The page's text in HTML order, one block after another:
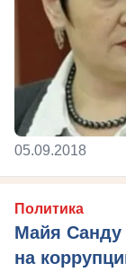
05.09.2018
Политика
Майя Санду
на